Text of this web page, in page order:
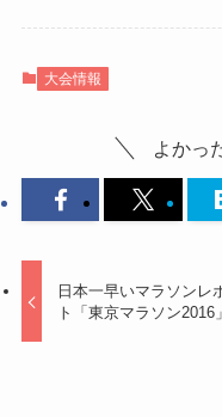
大会情報
よかっ
日本一早いマラソンレ
ト「東京マラソン2016」